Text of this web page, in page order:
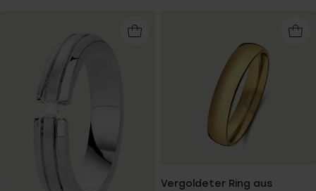
Vergoldeter Ring aus